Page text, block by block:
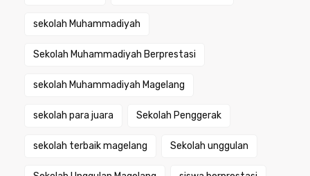
sekolah Muhammadiyah
Sekolah Muhammadiyah Berprestasi
sekolah Muhammadiyah Magelang
sekolah para juara Sekolah Penggerak
sekolah terbaik magelang Sekolah unggulan